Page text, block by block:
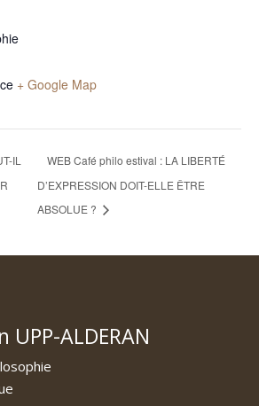
+ Google Map
IL
WEB Café philo estival : LA LIBERTÉ
D’EXPRESSION DOIT-ELLE ÊTRE
ABSOLUE ?
UPP-ALDERAN